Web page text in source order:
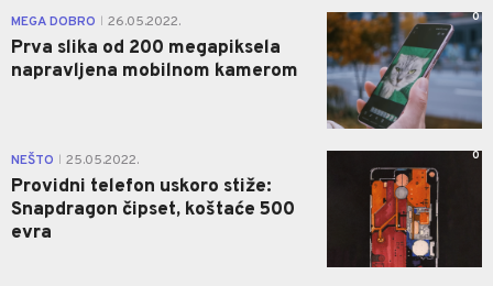
MEGA DOBRO 26.05.2022.
Prva slika od 200 megapiksela
napravljena mobilnom kamerom
0
NEŠTO 25.05.2022.
Providni telefon uskoro stiže:
Snapdragon čipset, koštaće 500
evra
0